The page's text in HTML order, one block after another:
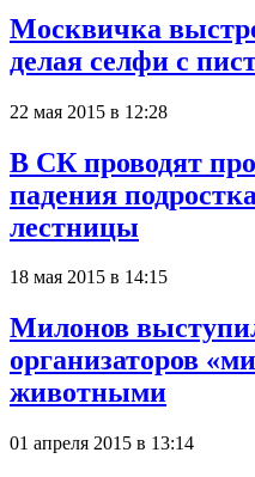
Москвичка
делая селфи с
22 мая 2015 в 12:28
В СК проводят
падения
лестницы
18 мая 2015 в 14:15
Милонов
организаторов
животными
01 апреля 2015 в 13:14